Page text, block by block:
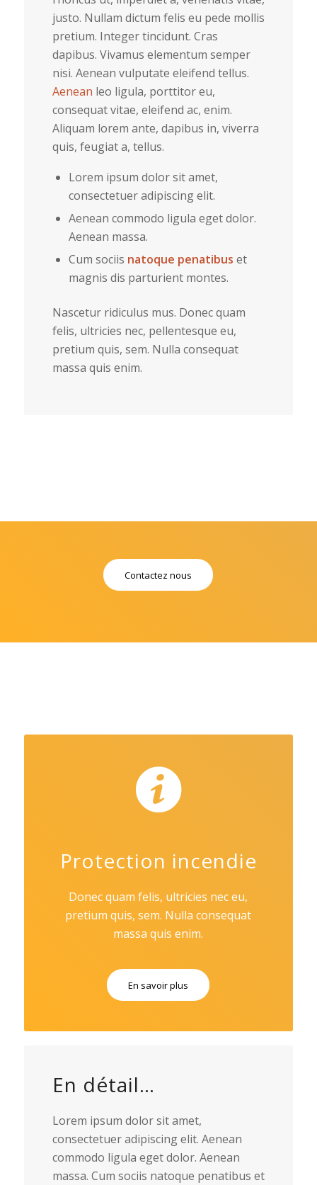
justo. Nullam dictum felis eu pede mollis
pretium. Integer tincidunt. Cras
dapibus. Vivamus elementum semper
nisi. Aenean vulputate eleifend tellus.
Aenean leo ligula, porttitor eu,
consequat vitae, eleifend ac, enim.
Aliquam lorem ante, dapibus in, viverra
quis, feugiat a, tellus.
Lorem ipsum dolor sit amet,
consectetuer adipiscing elit.
Aenean commodo ligula eget dolor.
Aenean massa.
Cum sociis natoque penatibus et
magnis dis parturient montes.
Nascetur ridiculus mus. Donec quam
felis, ultricies nec, pellentesque eu,
pretium quis, sem. Nulla consequat
massa quis enim.
Contactez nous
Protection incendie
Donec quam felis, ultricies nec eu,
pretium quis, sem. Nulla consequat
massa quis enim.
En savoir plus
En détail…
Lorem ipsum dolor sit amet,
consectetuer adipiscing elit. Aenean
commodo ligula eget dolor. Aenean
massa. Cum sociis natoque penatibus et